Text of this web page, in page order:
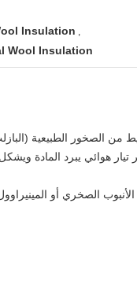
,
Insulation
Wool Insulation
الصخور الطبيعية
هوائي يبرد المادة
الصخري أو